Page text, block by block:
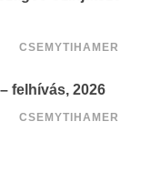
CSEMYTIHAMER
felhívás, 2026
CSEMYTIHAMER